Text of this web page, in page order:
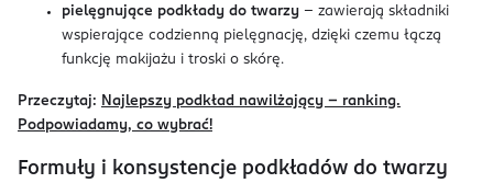
pielęgnujące podkłady do twarzy – zawierają składniki
wspierające codzienną pielęgnację, dzięki czemu łączą
funkcję makijażu i troski o skórę.
Przeczytaj: Najlepszy podkład nawilżający – ranking.
Podpowiadamy, co wybrać!
Formuły i konsystencje podkładów do twarzy